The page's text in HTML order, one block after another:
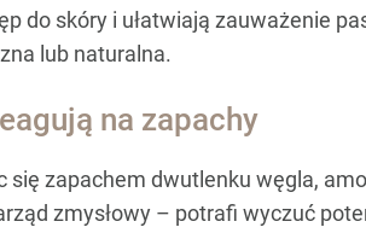
do skóry i ułatwiają zauważenie
lub naturalna.
na zapachy
się zapachem dwutlenku węgla,
zmysłowy – potrafi wyczuć